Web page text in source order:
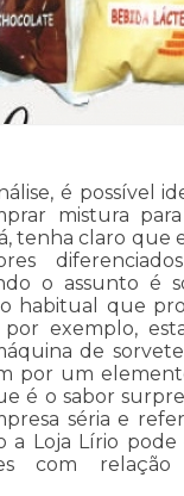
é possível
mistura
tenha claro que
o assunto é
habitual que
exemplo,
de
por um
é o sabor
séria e
a Loja Lírio pode
com relação